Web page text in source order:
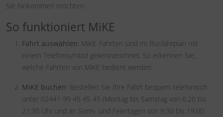
Sie hinkommen möchten.
So funktioniert MiKE
Fahrt auswählen: MiKE-Fahrten sind im Busfahrplan mit
einem Telefonsymbol gekennzeichnet. So erkennen Sie,
welche Fahrten von MiKE bedient werden.
MiKE buchen: Bestellen Sie Ihre Fahrt bequem telefonisch
unter 02441 99 45 45 45 (Montag bis Samstag von 6:20 bis
21:30 Uhr und an Sonn- und Feiertagen von 9:30 bis 19:00